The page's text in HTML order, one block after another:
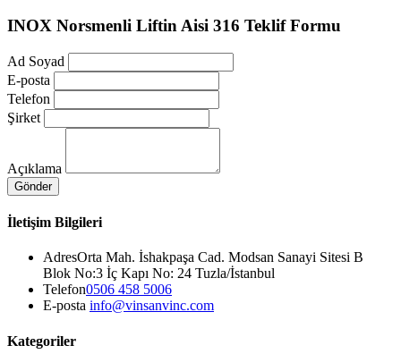
INOX Norsmenli Liftin Aisi 316 Teklif Formu
Ad Soyad
E-posta
Telefon
Şirket
Açıklama
Gönder
İletişim Bilgileri
AdresOrta Mah. İshakpaşa Cad. Modsan Sanayi Sitesi B
Blok No:3 İç Kapı No: 24 Tuzla/İstanbul
Telefon0506 458 5006
E-posta info@vinsanvinc.com
Kategoriler